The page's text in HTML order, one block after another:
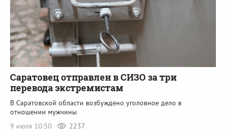
Саратовец отправлен в СИЗО за три
перевода экстремистам
В Саратовской области возбуждено уголовное дело в
отношении мужчины
9 июля 10:50
2237